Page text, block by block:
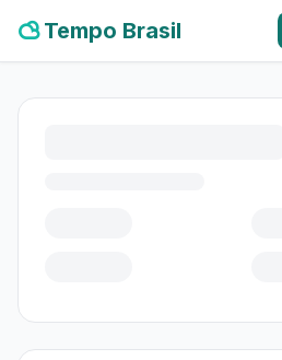
Tempo Brasil